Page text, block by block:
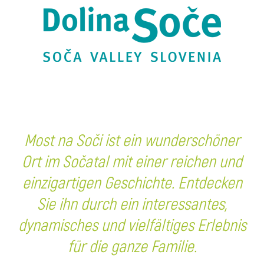
Most na Soči ist ein wunderschöner
Ort im Sočatal mit einer reichen und
einzigartigen Geschichte. Entdecken
Sie ihn durch ein interessantes,
dynamisches und vielfältiges Erlebnis
für die ganze Familie.